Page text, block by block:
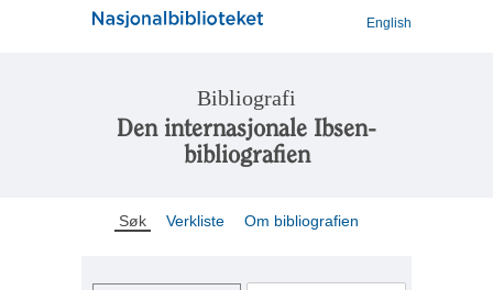
English
Bibliografi
Den internasjonale Ibsen-
bibliografien
Søk Verkliste Om bibliografien